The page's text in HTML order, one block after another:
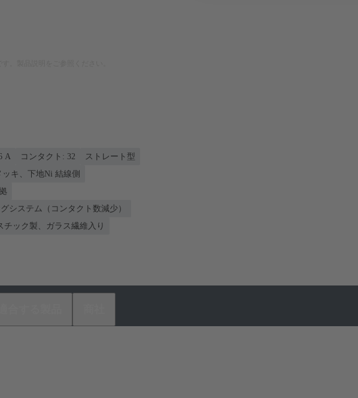
A コンタクト: 32
ストレート型
キ、下地Ni 結線側
システム（コンタクト数減少）
チック製、ガラス繊維入り